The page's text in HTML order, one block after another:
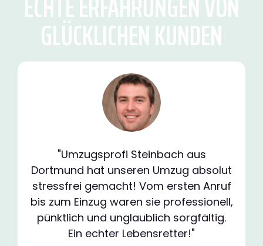
GLÜCKLICHEN KUNDEN
"Umzugsprofi Steinbach aus
Dortmund hat unseren Umzug absolut
stressfrei gemacht! Vom ersten Anruf
bis zum Einzug waren sie professionell,
pünktlich und unglaublich sorgfältig.
Ein echter Lebensretter!"